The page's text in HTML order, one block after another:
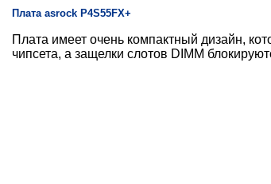
Плата asrock P4S55FX+
Плата имеет очень компактный дизайн,
чипсета, а защелки слотов DIMM